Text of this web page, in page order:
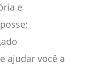
e
ajudar você a